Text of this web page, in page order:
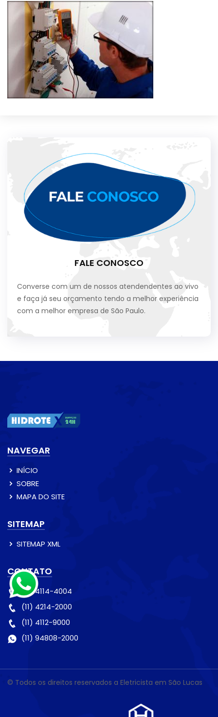
FALE CONOSCO
Converse com um de nossos atendendentes ao vivo
e faça já seu orçamento tendo a melhor experiência
com a melhor empresa de São Paulo.
NAVEGAR
INÍCIO
SOBRE
MAPA DO SITE
SITEMAP
SITEMAP XML
CONTATO
(11) 4114-4004
(11) 4214-2000
(11) 4112-9000
(11) 94808-2000
© Todos os direitos reservados a Eletricista em São Lucas